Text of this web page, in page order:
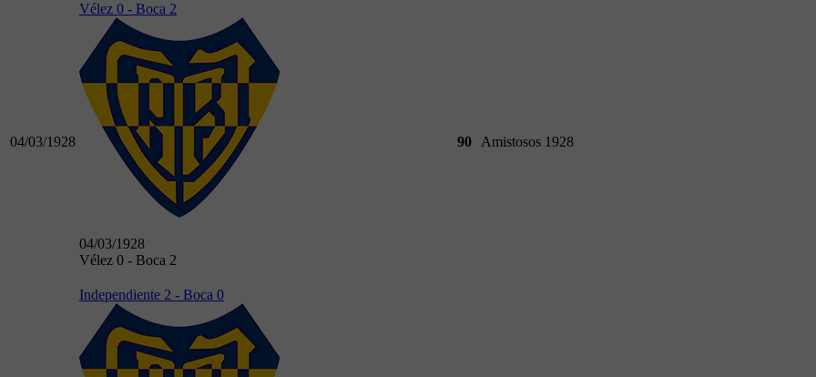
04/03/1928
Vélez 0 - Boca 2
04/03/1928
Vélez 0 - Boca 2
90 Amistosos 1928
Independiente 2 - Boca 0